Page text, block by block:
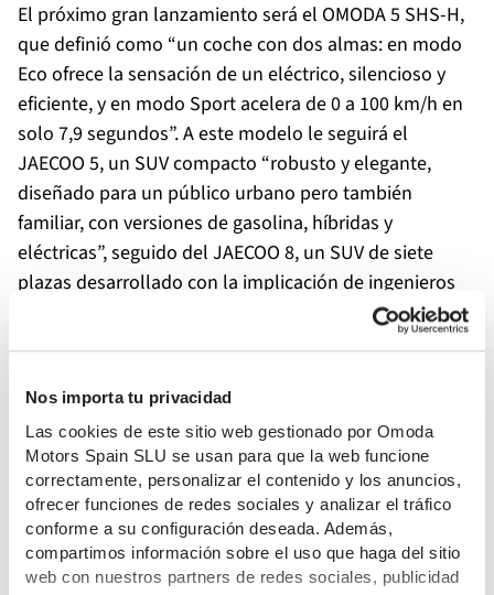
Nos importa tu privacidad
Las cookies de este sitio web gestionado por Omoda
Motors Spain SLU se usan para que la web funcione
correctamente, personalizar el contenido y los anuncios,
ofrecer funciones de redes sociales y analizar el tráfico
conforme a su configuración deseada. Además,
compartimos información sobre el uso que haga del sitio
web con nuestros partners de redes sociales, publicidad
El próximo gran lanzamiento será el OMODA 5 SHS-H,
que definió como “un coche con dos almas: en modo
Eco ofrece la sensación de un eléctrico, silencioso y
eficiente, y en modo Sport acelera de 0 a 100 km/h en
solo 7,9 segundos”. A este modelo le seguirá el
JAECOO 5, un SUV compacto “robusto y elegante,
diseñado para un público urbano pero también
familiar, con versiones de gasolina, híbridas y
eléctricas”, seguido del JAECOO 8, un SUV de siete
plazas desarrollado con la implicación de ingenieros
en Alemania para afinar la adaptación al gusto
europeo. El OMODA 7 llegará como un crossover de
tecnologías avanzadas como el asistente de
aparcamiento remoto (RPA). De cara a 2026, la marca
incorporará el OMODA 3 100% eléctrico, “un modelo
más compacto, pensado para cubrir la creciente
demanda de vehículos eléctricos en Europa”.
Shawn Xu subrayó que la estrategia de OMODA &